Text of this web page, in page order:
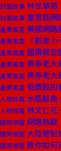
封面故事 林世華將
封面故事 童雪鈺網
產業風雲 美國網路
產業風雲 「創意
產業風雲 國壽蔡宏
產業風雲 票券老大
產業風雲 票券老大
產業風雲 低價股的
人物特寫 水瓶鯨
人物特寫 林文仁花
國際視窗 網路熱戰
國際視窗 大陸管制
國際視窗 教你如何